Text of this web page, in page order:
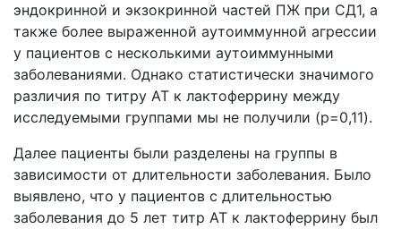
эндокринной и экзокринной частей ПЖ при СД1, а
также более выраженной аутоиммунной агрессии
у пациентов с несколькими аутоиммунными
заболеваниями. Однако статистически значимого
различия по титру АТ к лактоферрину между
исследуемыми группами мы не получили (p=0,11).
Далее пациенты были разделены на группы в
зависимости от длительности заболевания. Было
выявлено, что у пациентов с длительностью
заболевания до 5 лет титр АТ к лактоферрину был